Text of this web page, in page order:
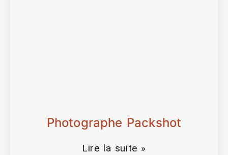
Photographe Packshot
Lire la suite »